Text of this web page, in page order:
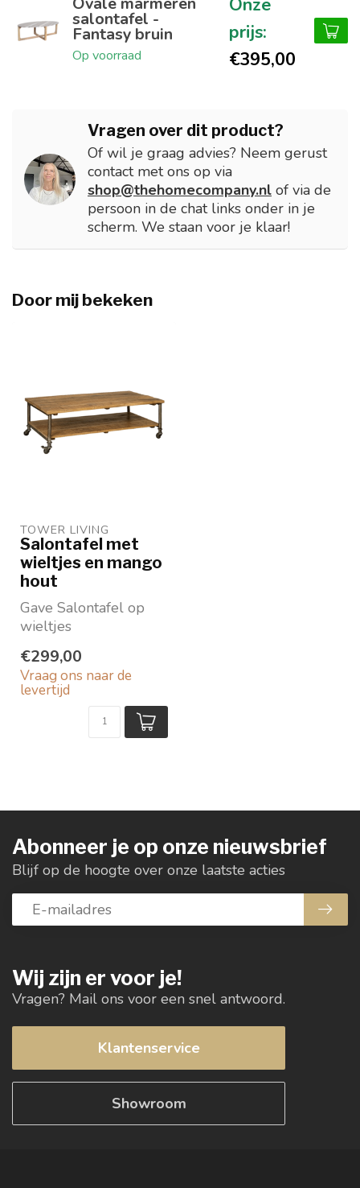
salontafel -
Fantasy bruin
Op voorraad €395,00
Vragen over dit product?
Of wil je graag advies? Neem gerust
contact met ons op via
shop@thehomecompany.nl of via de
persoon in de chat links onder in je
scherm. We staan voor je klaar!
Door mij bekeken
TOWER LIVING
Salontafel met
wieltjes en mango
hout
Gave Salontafel op
wieltjes
een mat metalen
frame
Afm: 125...
€299,00
Vraag ons naar de
levertijd
Wij zijn er voor je!
Vragen? Mail ons voor een snel antwoord.
Klantenservice
Showroom
Abonneer je op onze nieuwsbrief
Blijf op de hoogte over onze laatste acties